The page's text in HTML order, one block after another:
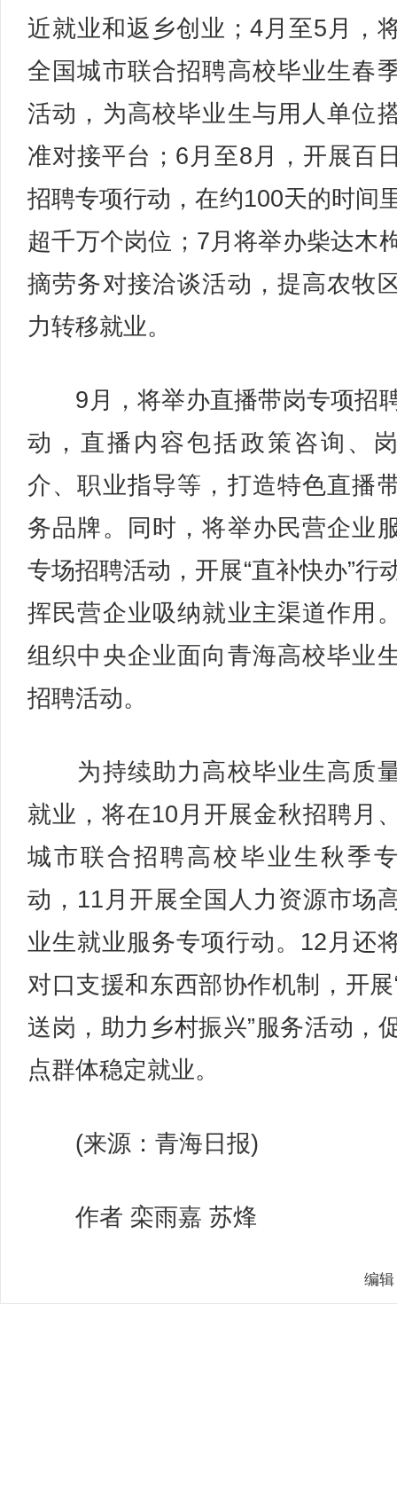
近就业和返乡创业；4月至5月，
全国城市联合招聘高校毕业生春
活动，为高校毕业生与用人单位
准对接平台；6月至8月，开展百
招聘专项行动，在约100天的时间
超千万个岗位；7月将举办柴达木
摘劳务对接洽谈活动，提高农牧
力转移就业。
9月，将举办直播带岗专项招
动，直播内容包括政策咨询、
介、职业指导等，打造特色直播
务品牌。同时，将举办民营企业
专场招聘活动，开展“直补快办”行
挥民营企业吸纳就业主渠道作用
组织中央企业面向青海高校毕业
招聘活动。
为持续助力高校毕业生高质
就业，将在10月开展金秋招聘月
城市联合招聘高校毕业生秋季
动，11月开展全国人力资源市场
业生就业服务专项行动。12月还
对口支援和东西部协作机制，开展
送岗，助力乡村振兴”服务活动，
点群体稳定就业。
(来源：青海日报)
作者 栾雨嘉 苏烽
编